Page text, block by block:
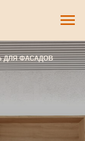
ДЛЯ ФАСАДОВ